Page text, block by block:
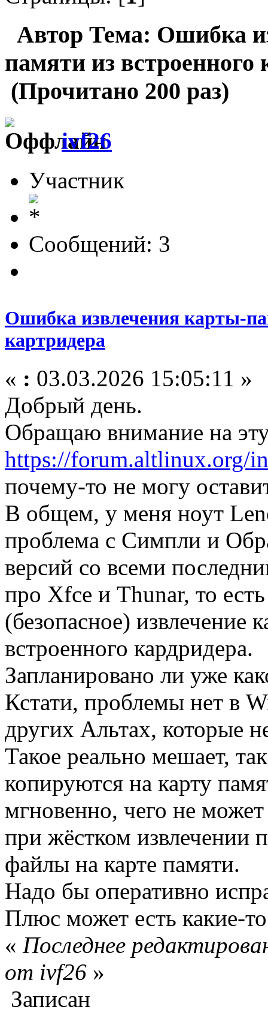
Автор Тема: Ошибка
памяти из встроенного
(Прочитано 200 раз)
ivf26
Участник
Сообщений: 3
Ошибка извлечения карты-
картридера
« : 03.03.2026 15:05:11 »
Добрый день.
Обращаю внимание на
https://forum.altlinux.org/
почему-то не могу
В общем, у меня ноут
проблема с Симпли и
версий со всеми
про Xfce и Thunar, то
(безопасное) извлечение
встроенного кардридера.
Запланировано ли уже
Кстати, проблемы нет в
других Альтах, которые
Такое реально мешает,
копируются на карту
мгновенно, чего не
при жёстком извлечении
файлы на карте памяти.
Надо бы оперативно
Плюс может есть какие-
« Последнее
от ivf26 »
Записан